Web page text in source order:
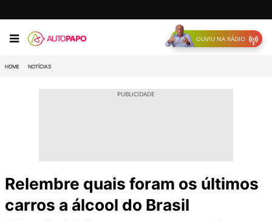
OUVIU NA RÁDIO
HOME NOTÍCIAS
Relembre quais foram os últimos
carros a álcool do Brasil